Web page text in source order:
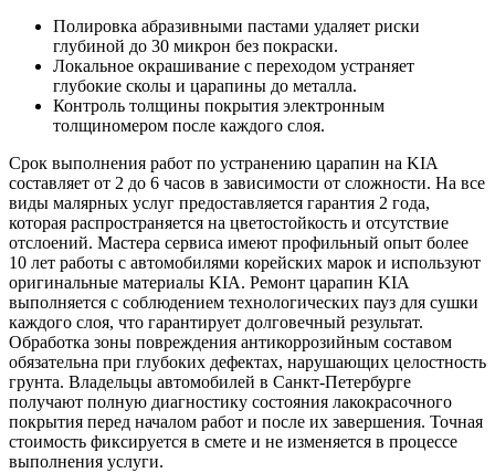
Полировка абразивными пастами удаляет риски
глубиной до 30 микрон без покраски.
Локальное окрашивание с переходом устраняет
глубокие сколы и царапины до металла.
Контроль толщины покрытия электронным
толщиномером после каждого слоя.
Срок выполнения работ по устранению царапин на KIA
составляет от 2 до 6 часов в зависимости от сложности. На все
виды малярных услуг предоставляется гарантия 2 года,
которая распространяется на цветостойкость и отсутствие
отслоений. Мастера сервиса имеют профильный опыт более
10 лет работы с автомобилями корейских марок и используют
оригинальные материалы KIA. Ремонт царапин KIA
выполняется с соблюдением технологических пауз для сушки
каждого слоя, что гарантирует долговечный результат.
Обработка зоны повреждения антикоррозийным составом
обязательна при глубоких дефектах, нарушающих целостность
грунта. Владельцы автомобилей в Санкт-Петербурге
получают полную диагностику состояния лакокрасочного
покрытия перед началом работ и после их завершения. Точная
стоимость фиксируется в смете и не изменяется в процессе
выполнения услуги.